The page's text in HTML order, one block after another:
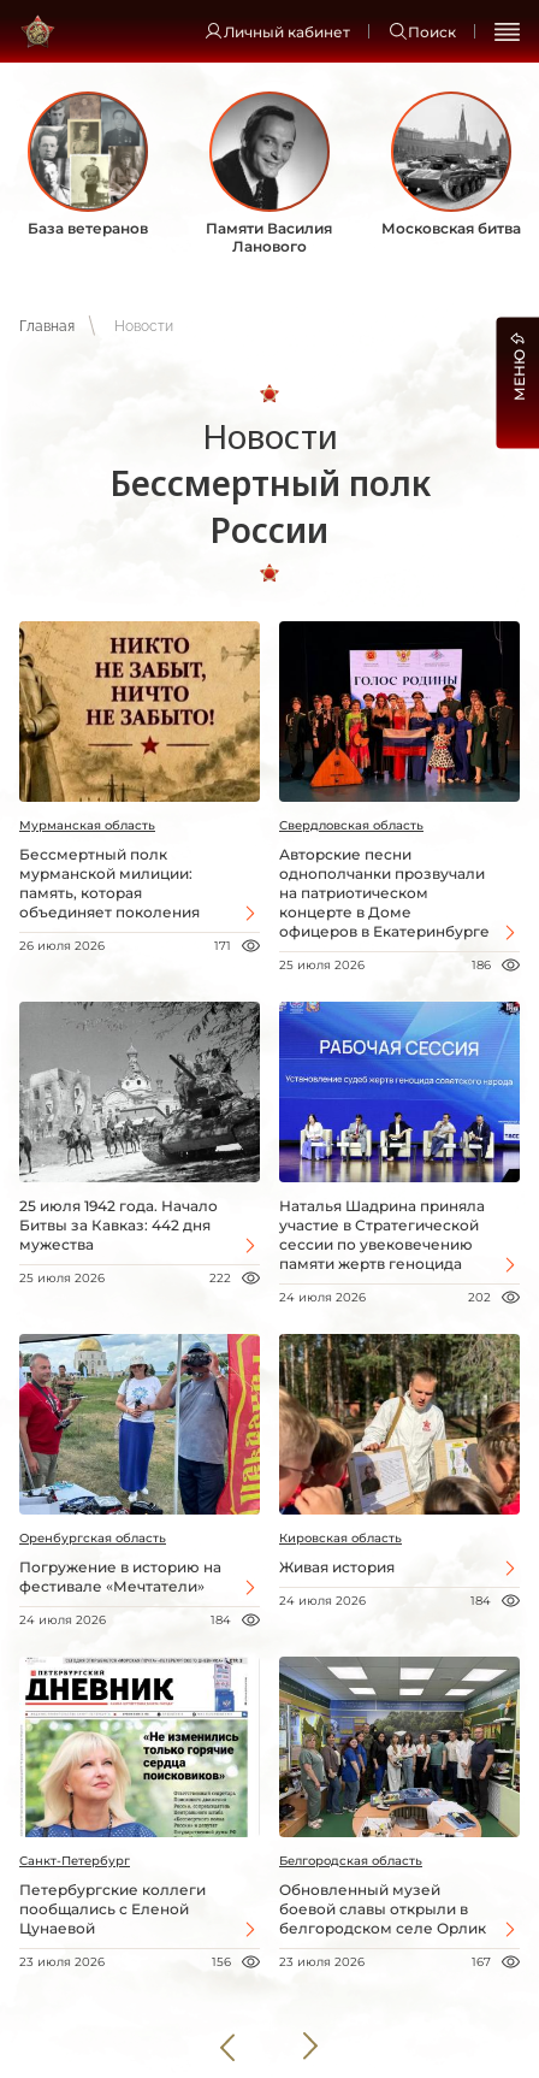
Личный кабинет Поиск
База ветеранов
Памяти Василия
Ланового
Московская битва
Главная Новости
Новости
Бессмертный полк
России
Мурманская область
Бессмертный полк
мурманской милиции:
память, которая
объединяет поколения
26 июля 2026 171
Свердловская область
Авторские песни
однополчанки прозвучали
на патриотическом
концерте в Доме
офицеров в Екатеринбурге
25 июля 2026 186
25 июля 1942 года. Начало
Битвы за Кавказ: 442 дня
мужества
25 июля 2026 222
Наталья Шадрина приняла
участие в Стратегической
сессии по увековечению
памяти жертв геноцида
24 июля 2026 202
Оренбургская область
Погружение в историю на
фестивале «Мечтатели»
24 июля 2026 184
Кировская область
Живая история
24 июля 2026 184
Санкт-Петербург
Петербургские коллеги
пообщались с Еленой
Цунаевой
23 июля 2026 156
Белгородская область
Обновленный музей
боевой славы открыли в
белгородском селе Орлик
23 июля 2026 167
МЕНЮ